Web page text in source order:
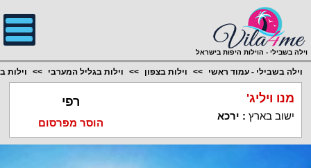
וילה בשבילי - הוילות היפות בישראל
וילה בשבילי - עמוד ראשי וילות בצפון וילות בגליל המערבי וילות
מנו ויליג'
ישוב בארץ : ירכא
רפי
הוסר מפרסום